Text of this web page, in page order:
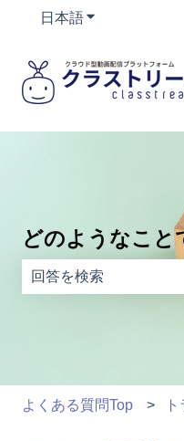
日本語翻訳のサブメ
どのようなこと
検索フィールドが空な
よくある質問Top